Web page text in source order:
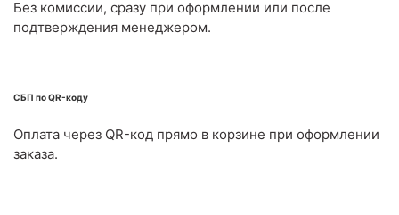
Без комиссии, сразу при оформлении или после
подтверждения менеджером.
СБП по QR-коду
Оплата через QR-код прямо в корзине при оформлении
заказа.